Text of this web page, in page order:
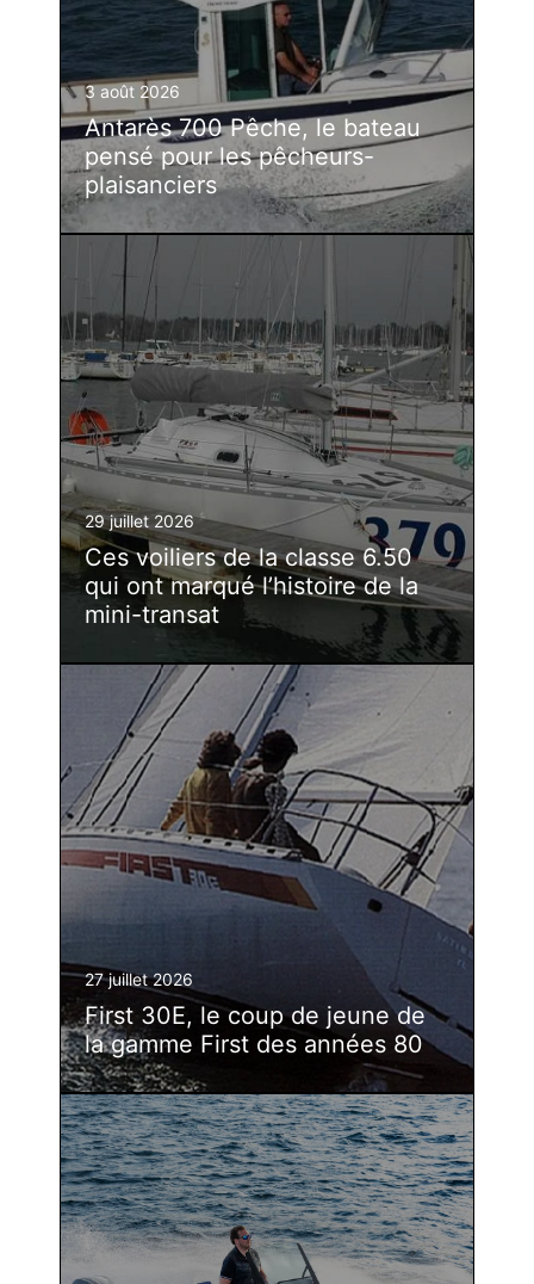
3 août 2026
Antarès 700 Pêche, le bateau
pensé pour les pêcheurs-
plaisanciers
29 juillet 2026
Ces voiliers de la classe 6.50
qui ont marqué l’histoire de la
mini-transat
27 juillet 2026
First 30E, le coup de jeune de
la gamme First des années 80